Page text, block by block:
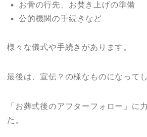
お骨の行先、お焚き上げの準備
公的機関の手続きなど
様々な儀式や手続きがあります。
最後は、宣伝？の様なものになって
「お葬式後のアフターフォロー」に
た。